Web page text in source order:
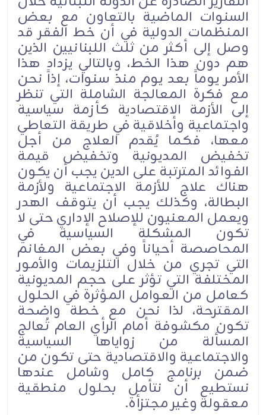
السنوات الماضية بالتعاون مع بعض
المنظمات الدولية في أن خط الفقر قد
وصل إلى أكثر من ثلث اللبنانيين الذين
هم دون هذا الخط، وبالتالي يزداد هذا
الأمر يوماً بعد يوم منذ سنوات، إذاً نحن
مع فكرة المعالجة الشاملة التي تنظر
إلى الأزمة الاقتصادية كأزمة سياسية
واجتماعية وأخلاقية في طريقة التعاطي
معها، فكما يُقدم العلاج من أجل
تخفيض المديونية وتخفيض قيمة
الفوائد المترتبة على الدين يجب أن يكون
هناك علاج للأزمة الاجتماعية ولأزمة
البطالة، وكذلك يجب أن يتوقف الهدر
ويعمل المعنيون للإصلاح الإداري حتى لا
تكون المشكلة السياسية في
المحاصصة أحياناً وفي بعض المغانم
التي تجري من خلال التلزيمات والأمور
المختلفة التي تؤثر على حجم المديونية
كعامل من العوامل المؤثرة في الحلول
المقترحة، لذا نحن مع خطة واضحة
تكون مكشوفة أمام الرأي العام تُعالج
المسألة من زواياها السياسية
والاجتماعية والاقتصادية حتى تكون من
ضمن برنامج كامل وشامل عندها
نستطيع أن نتأمل بحلول منطقية
معقولة وغير مجتزأة.